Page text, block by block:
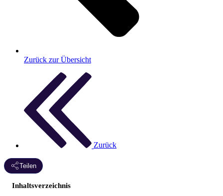
Zurück zur Übersicht
Zurück
Teilen
Inhaltsverzeichnis